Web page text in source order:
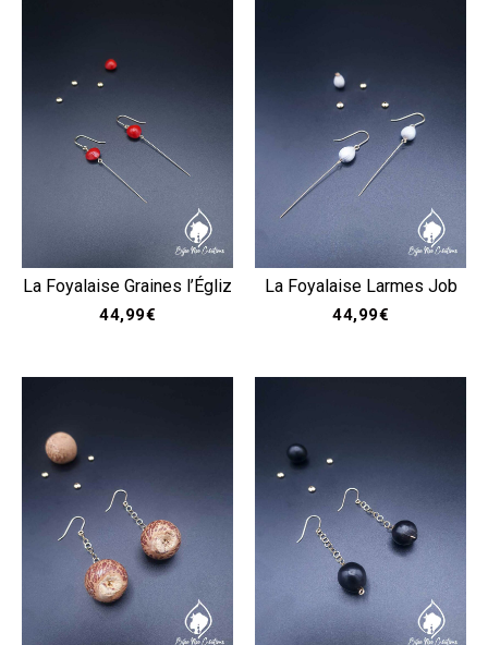
La Foyalaise Graines l’Égliz
44,99€
La Foyalaise Larmes Job
44,99€